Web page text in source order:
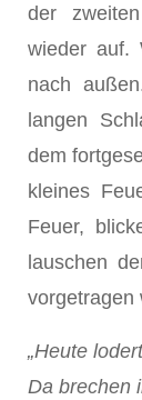
der
wieder auf.
nach
langen
dem
kleines
Feuer,
lauschen
vorgetragen
„Heute
Da brechen